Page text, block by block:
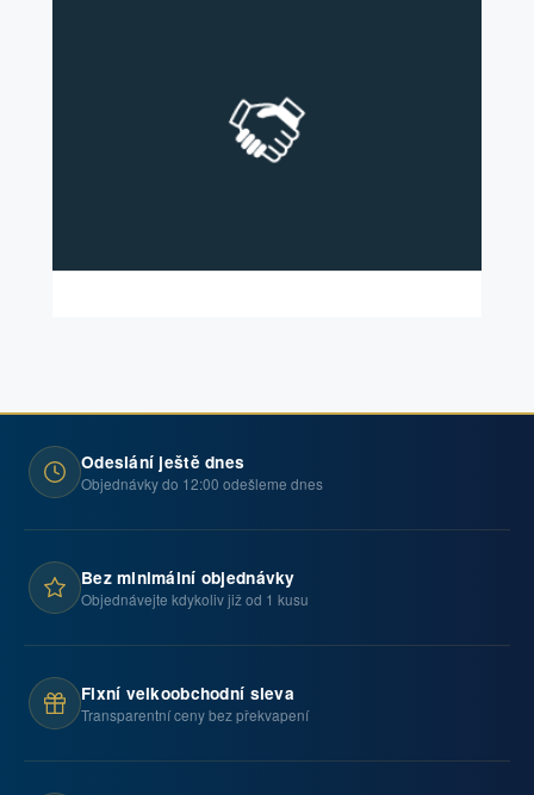
Odeslání ještě dnes
Objednávky do 12:00 odešleme dnes
Bez minimální objednávky
Objednávejte kdykoliv již od 1 kusu
Fixní velkoobchodní sleva
Transparentní ceny bez překvapení